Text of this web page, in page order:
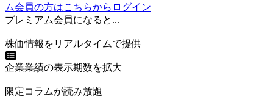
ム会員の方はこちらからログイン
プレミアム会員になると...
株価情報をリアルタイムで提供
企業業績の表示期数を拡大
限定コラムが読み放題